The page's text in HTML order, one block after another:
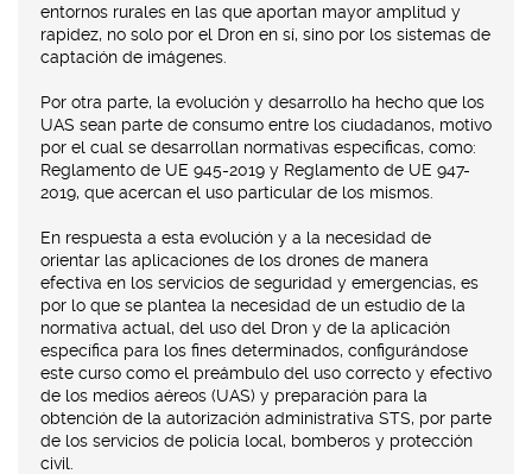
entornos rurales en las que aportan mayor amplitud y
rapidez, no solo por el Dron en sí, sino por los sistemas de
captación de imágenes.
Por otra parte, la evolución y desarrollo ha hecho que los
UAS sean parte de consumo entre los ciudadanos, motivo
por el cual se desarrollan normativas específicas, como:
Reglamento de UE 945-2019 y Reglamento de UE 947-
2019, que acercan el uso particular de los mismos.
En respuesta a esta evolución y a la necesidad de
orientar las aplicaciones de los drones de manera
efectiva en los servicios de seguridad y emergencias, es
por lo que se plantea la necesidad de un estudio de la
normativa actual, del uso del Dron y de la aplicación
específica para los fines determinados, configurándose
este curso como el preámbulo del uso correcto y efectivo
de los medios aéreos (UAS) y preparación para la
obtención de la autorización administrativa STS, por parte
de los servicios de policía local, bomberos y protección
civil.